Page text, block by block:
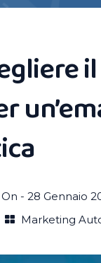
- 28 Gennaio
Marketing